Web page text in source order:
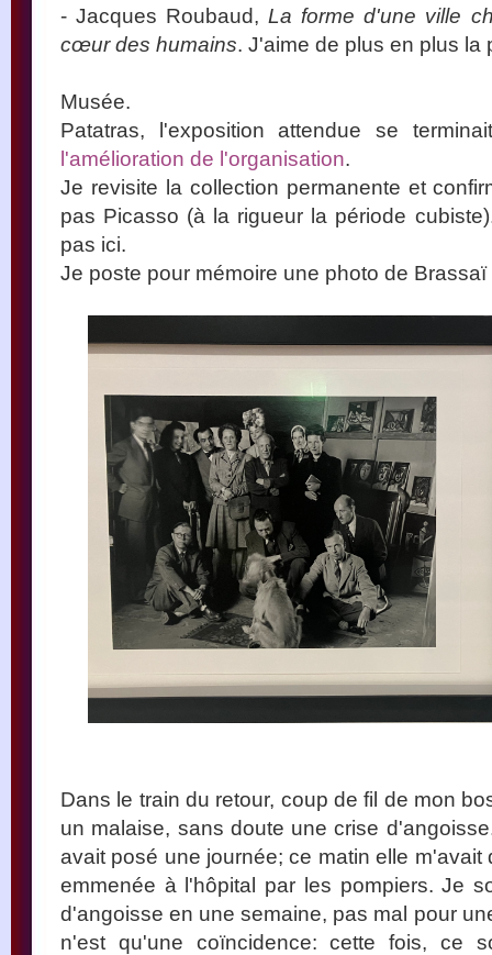
- Jacques Roubaud,La forme d'une ville
cœur des humains. J'aime de plus en plus la
Musée.
Patatras, l'exposition attendue se
l'amélioration de l'organisation.
Je revisite la collection permanente et
pas Picasso (à la rigueur la période
pas ici.
Je poste pour mémoire une photo de
Dans le train du retour, coup de fil de mon
un malaise, sans doute une crise
avait posé une journée; ce matin elle m'avait
emmenée à l'hôpital par les pompiers. Je
d'angoisse en une semaine, pas mal pour
n'est qu'une coïncidence: cette fois, ce